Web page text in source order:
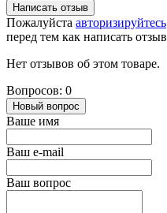
Написать отзыв
Пожалуйста авторизируйтесь
перед тем как написать отзыв
Нет отзывов об этом товаре.
Вопросов: 0
Новый вопрос
Ваше имя
Ваш e-mail
Ваш вопрос